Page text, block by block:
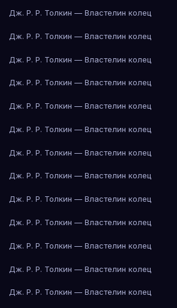
Дж. Р. Р. Толкин — Властелин колец
Дж. Р. Р. Толкин — Властелин колец
Дж. Р. Р. Толкин — Властелин колец
Дж. Р. Р. Толкин — Властелин колец
Дж. Р. Р. Толкин — Властелин колец
Дж. Р. Р. Толкин — Властелин колец
Дж. Р. Р. Толкин — Властелин колец
Дж. Р. Р. Толкин — Властелин колец
Дж. Р. Р. Толкин — Властелин колец
Дж. Р. Р. Толкин — Властелин колец
Дж. Р. Р. Толкин — Властелин колец
Дж. Р. Р. Толкин — Властелин колец
Дж. Р. Р. Толкин — Властелин колец